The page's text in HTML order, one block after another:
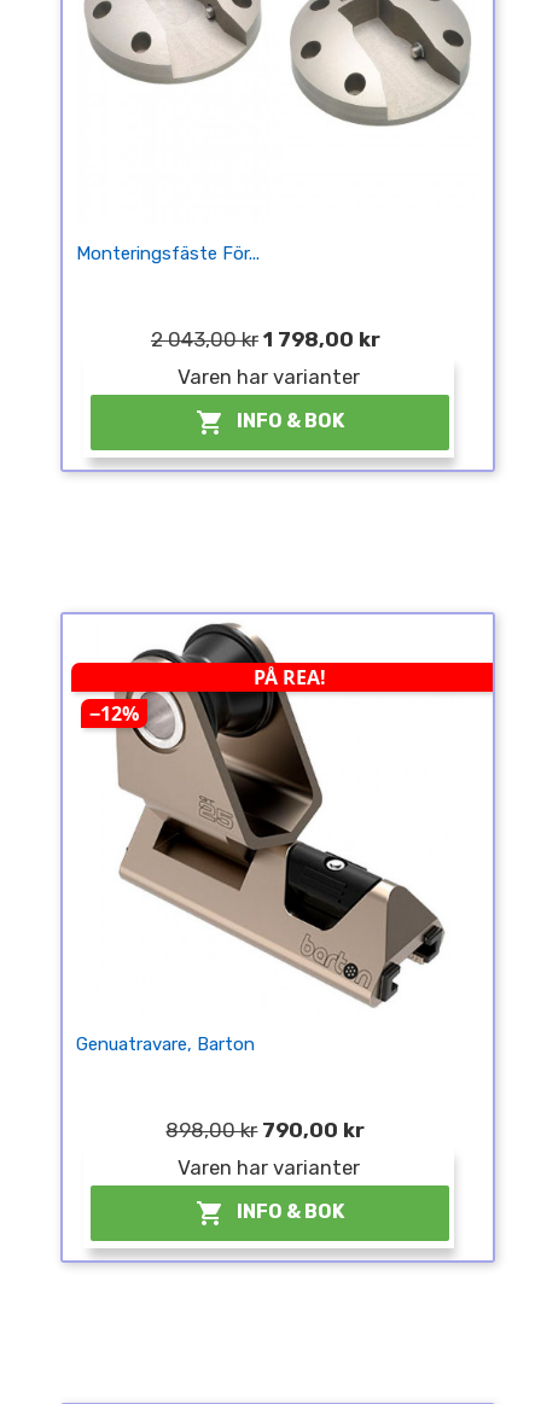
Monteringsfäste För...
2 043,00 kr 1 798,00 kr
Varen har varianter
 INFO & BOK
PÅ REA!
−12%
Genuatravare, Barton
898,00 kr 790,00 kr
Varen har varianter
 INFO & BOK